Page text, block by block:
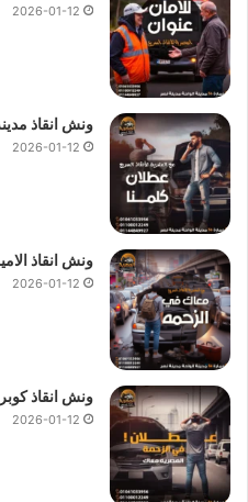
2026-01-12
ونش انقاذ
2026-01-12
ونش انقاذ
2026-01-12
ونش انقاذ
2026-01-12